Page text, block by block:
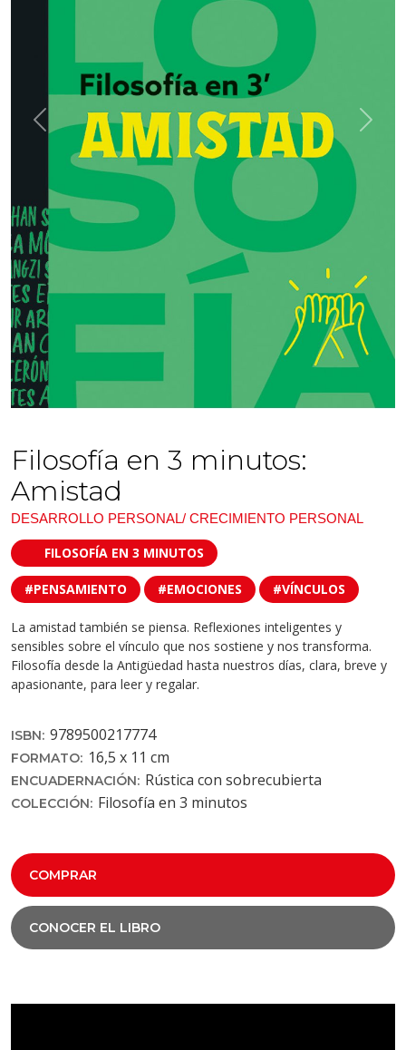
Previous Next
Filosofía en 3 minutos:
Amistad
DESARROLLO PERSONAL/ CRECIMIENTO PERSONAL
FILOSOFÍA EN 3 MINUTOS
#PENSAMIENTO #EMOCIONES #VÍNCULOS
La amistad también se piensa. Reflexiones inteligentes y
sensibles sobre el vínculo que nos sostiene y nos transforma.
Filosofía desde la Antigüedad hasta nuestros días, clara, breve y
apasionante, para leer y regalar.
ISBN: 9789500217774
FORMATO: 16,5 x 11 cm
ENCUADERNACIÓN: Rústica con sobrecubierta
COLECCIÓN: Filosofía en 3 minutos
COMPRAR
CONOCER EL LIBRO